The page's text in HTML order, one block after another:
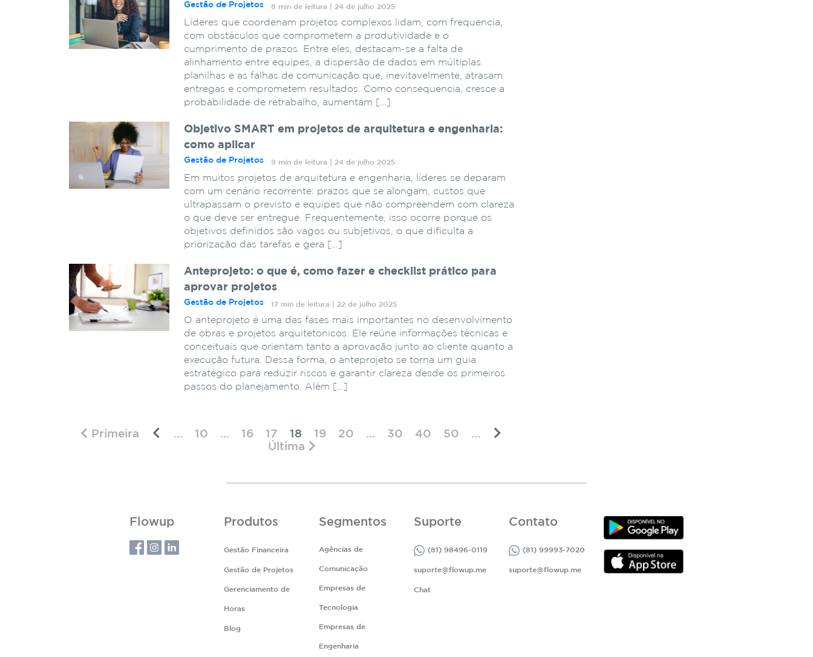
Gestão de Projetos 8 min de leitura | 24 de julho 2025
Líderes que coordenam projetos complexos lidam, com frequência,
com obstáculos que comprometem a produtividade e o
cumprimento de prazos. Entre eles, destacam-se a falta de
alinhamento entre equipes, a dispersão de dados em múltiplas
planilhas e as falhas de comunicação que, inevitavelmente, atrasam
entregas e comprometem resultados. Como consequência, cresce a
probabilidade de retrabalho, aumentam […]
Objetivo SMART em projetos de arquitetura e engenharia:
como aplicar
Gestão de Projetos 9 min de leitura | 24 de julho 2025
Em muitos projetos de arquitetura e engenharia, líderes se deparam
com um cenário recorrente: prazos que se alongam, custos que
ultrapassam o previsto e equipes que não compreendem com clareza
o que deve ser entregue. Frequentemente, isso ocorre porque os
objetivos definidos são vagos ou subjetivos, o que dificulta a
priorização das tarefas e gera […]
Anteprojeto: o que é, como fazer e checklist prático para
aprovar projetos
Gestão de Projetos 17 min de leitura | 22 de julho 2025
O anteprojeto é uma das fases mais importantes no desenvolvimento
de obras e projetos arquitetônicos. Ele reúne informações técnicas e
conceituais que orientam tanto a aprovação junto ao cliente quanto a
execução futura. Dessa forma, o anteprojeto se torna um guia
estratégico para reduzir riscos e garantir clareza desde os primeiros
passos do planejamento. Além […]
Primeira ... 10 ... 16 17 18 19 20 ... 30 40 50
...
Última
Flowup Produtos
Gestão Financeira
Gestão de Projetos
Gerenciamento de
Horas
Blog
Segmentos
Agências de
Comunicação
Empresas de
Tecnologia
Empresas de
Engenharia
Suporte
(81) 98496-0119
suporte@flowup.me
Chat
Contato
(81) 99993-7020
suporte@flowup.me